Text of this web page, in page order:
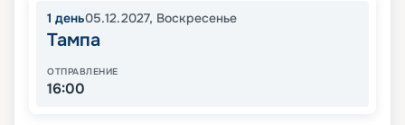
1 день05.12.2027, Воскресенье
Тампа
ОТПРАВЛЕНИЕ
16:00